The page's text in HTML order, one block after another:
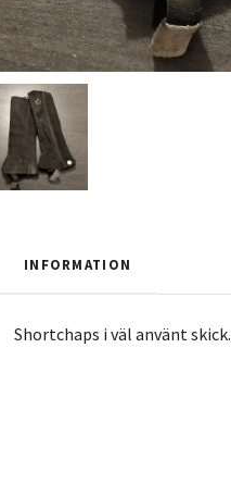
INFORMATION
Shortchaps i väl använt skick.